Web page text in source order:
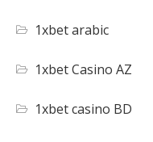
1xbet arabic
1xbet Casino AZ
1xbet casino BD